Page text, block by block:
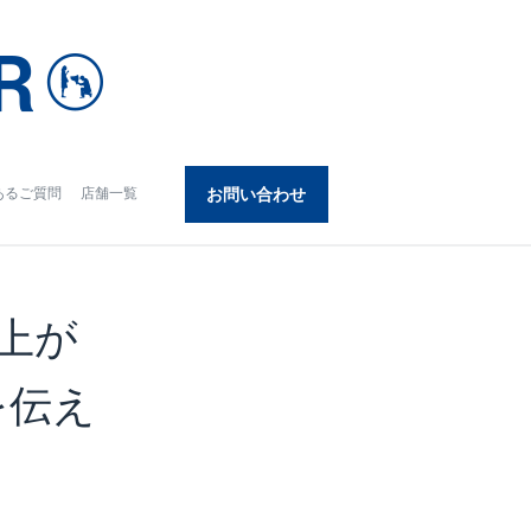
るご質問 店舗一覧 お問い合わせ
が
え